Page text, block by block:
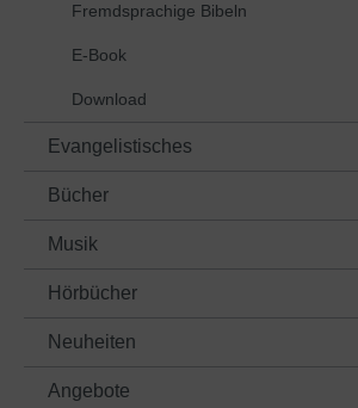
Fremdsprachige Bibeln
E-Book
Download
Evangelistisches
Bücher
Musik
Hörbücher
Neuheiten
Angebote